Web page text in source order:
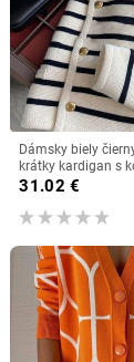
Dámsky biely
krátky kardigan s
elegantný sveter s
31.02 €